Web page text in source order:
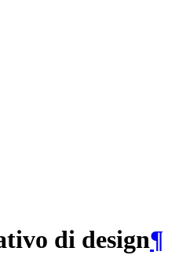
di design¶